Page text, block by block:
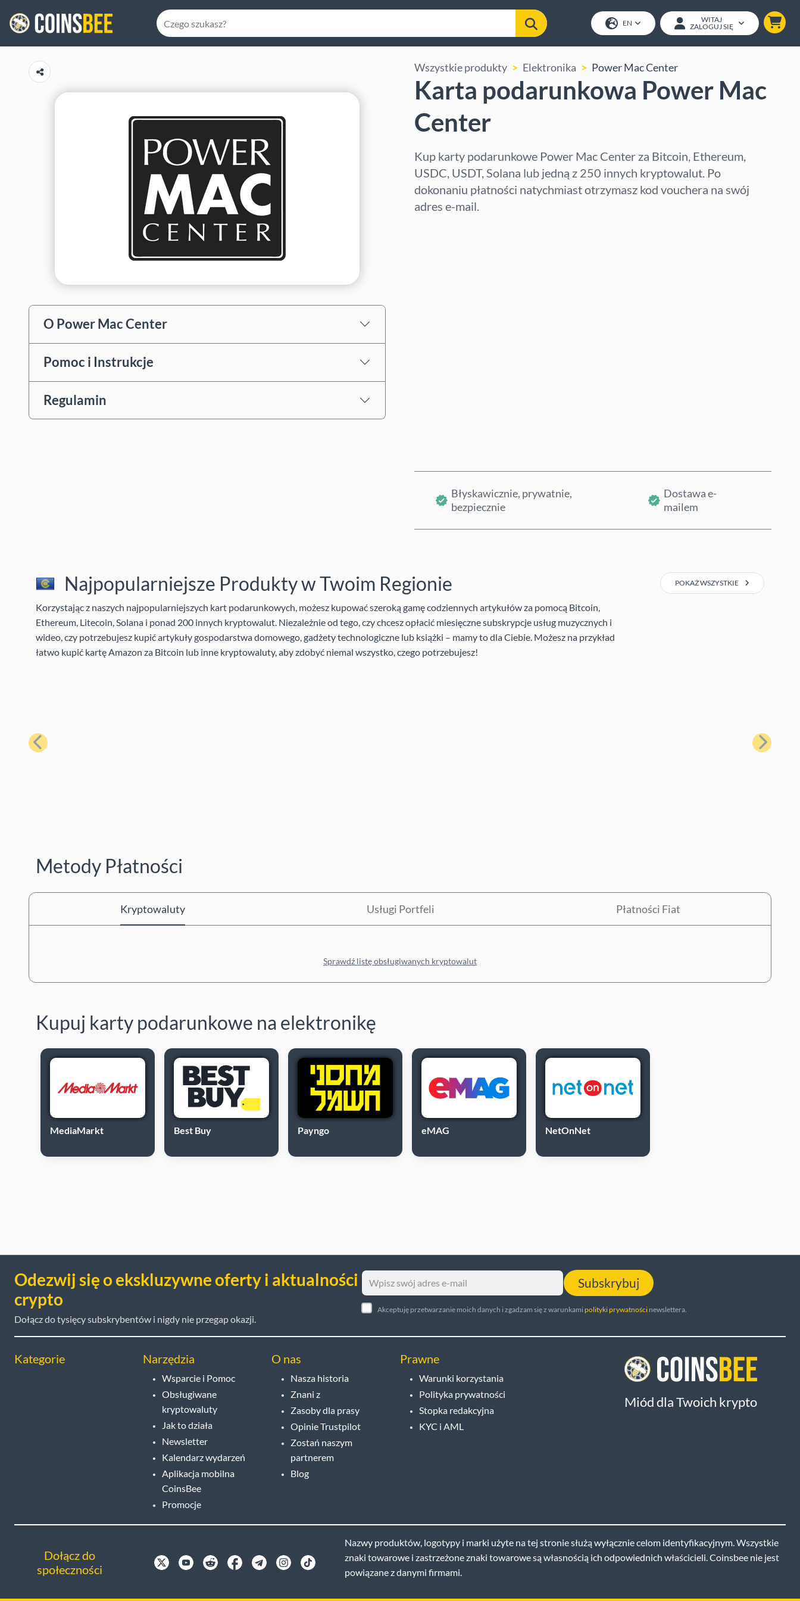
EN
WITAJ
ZALOGUJ SIĘ
O Power Mac Center
Pomoc i Instrukcje
Regulamin
Wszystkie produkty Elektronika Power Mac Center
Karta podarunkowa Power Mac
Center
Kup karty podarunkowe Power Mac Center za Bitcoin, Ethereum,
USDC, USDT, Solana lub jedną z 250 innych kryptowalut. Po
dokonaniu płatności natychmiast otrzymasz kod vouchera na swój
adres e-mail.
Błyskawicznie, prywatnie,
bezpiecznie
Dostawa e-
mailem
Najpopularniejsze Produkty w Twoim Regionie
Korzystając z naszych najpopularniejszych kart podarunkowych, możesz kupować szeroką gamę codziennych artykułów za pomocą Bitcoin,
Ethereum, Litecoin, Solana i ponad 200 innych kryptowalut. Niezależnie od tego, czy chcesz opłacić miesięczne subskrypcje usług muzycznych i
wideo, czy potrzebujesz kupić artykuły gospodarstwa domowego, gadżety technologiczne lub książki – mamy to dla Ciebie. Możesz na przykład
łatwo kupić kartę Amazon za Bitcoin lub inne kryptowaluty, aby zdobyć niemal wszystko, czego potrzebujesz!
POKAŻ WSZYSTKIE
Poprzedni Następny
Metody Płatności
Kryptowaluty Usługi Portfeli Płatności Fiat
Sprawdź listę obsługiwanych kryptowalut
Kupuj karty podarunkowe na elektronikę
MediaMarkt Best Buy Payngo eMAG NetOnNet
Odezwij się o ekskluzywne oferty i aktualności
crypto
Dołącz do tysięcy subskrybentów i nigdy nie przegap okazji.
Subskrybuj
Akceptuję przetwarzanie moich danych i zgadzam się z warunkami polityki prywatnościnewslettera.
Kategorie Narzędzia
Wsparcie i Pomoc
Obsługiwane
kryptowaluty
Jak to działa
Newsletter
Kalendarz wydarzeń
Aplikacja mobilna
CoinsBee
Promocje
O nas
Nasza historia
Znani z
Zasoby dla prasy
Opinie Trustpilot
Zostań naszym
partnerem
Blog
Prawne
Warunki korzystania
Polityka prywatności
Stopka redakcyjna
KYC i AML
Miód dla Twoich krypto
Dołącz do
społeczności
Nazwy produktów, logotypy i marki użyte na tej stronie służą wyłącznie celom identyfikacyjnym. Wszystkie
znaki towarowe i zastrzeżone znaki towarowe są własnością ich odpowiednich właścicieli. Coinsbee nie jest
powiązane z danymi firmami.